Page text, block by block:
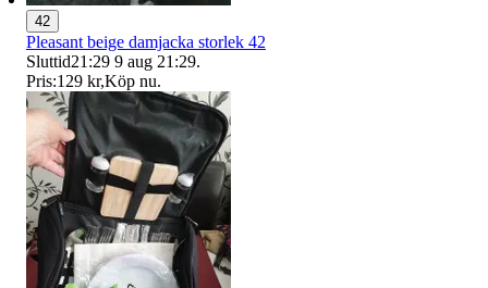
42
Pleasant beige damjacka storlek 42
Sluttid21:29 9 aug 21:29.
Pris:129 kr,Köp nu.